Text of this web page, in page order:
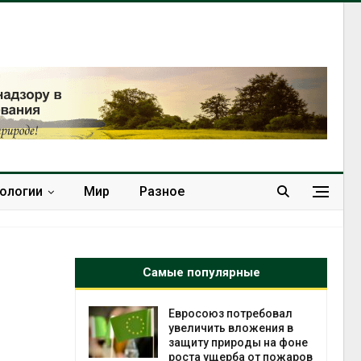
Мир Разное
Самые популярные
в
пожаров
Американские экологи
предупредили о
масштабном загрязнении
из-за противопожарной